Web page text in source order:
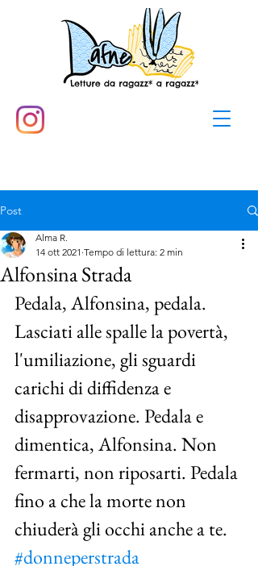
Post
Alfonsina Strada
Alma R.
14 ott 2021 Tempo di lettura: 2 min
Pedala, Alfonsina, pedala.
Lasciati alle spalle la povertà,
l'umiliazione, gli sguardi
carichi di diffidenza e
disapprovazione. Pedala e
dimentica, Alfonsina. Non
fermarti, non riposarti. Pedala
fino a che la morte non
chiuderà gli occhi anche a te.
#donneperstrada